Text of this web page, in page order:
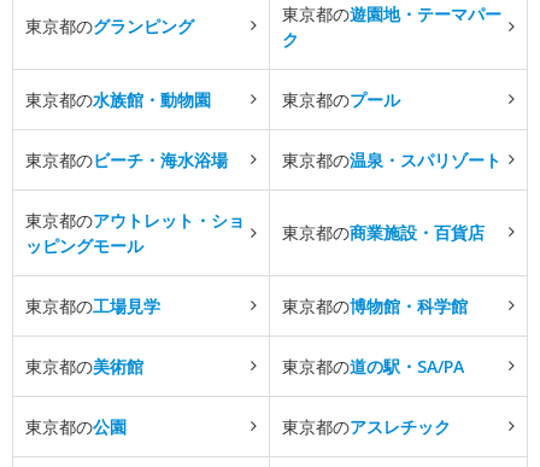
東京都のグランピング
東京都の遊園地・テーマパー
ク
東京都の水族館・動物園 東京都のプール
東京都のビーチ・海水浴場 東京都の温泉・スパリゾート
東京都のアウトレット・ショ
ッピングモール
東京都の商業施設・百貨店
東京都の工場見学 東京都の博物館・科学館
東京都の美術館 東京都の道の駅・SA/PA
東京都の公園 東京都のアスレチック